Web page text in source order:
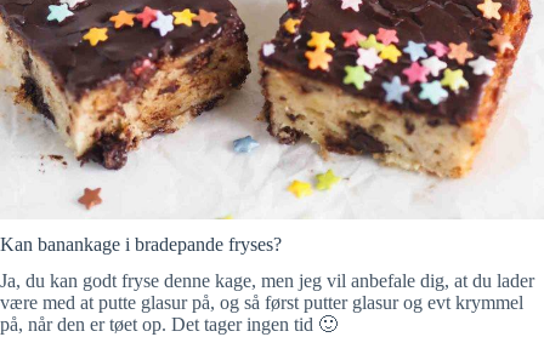
Kan banankage i bradepande fryses?
Ja, du kan godt fryse denne kage, men jeg vil anbefale dig, at du lader
være med at putte glasur på, og så først putter glasur og evt krymmel
på, når den er tøet op. Det tager ingen tid 🙂